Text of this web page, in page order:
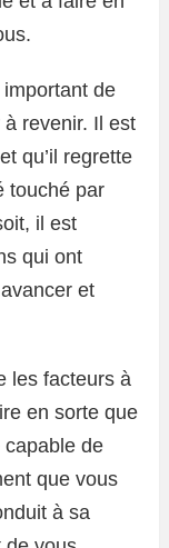
de
revenir. Il est
qu’il regrette
touché par
il est
qui ont
et
les facteurs à
en sorte que
capable de
que vous
à sa